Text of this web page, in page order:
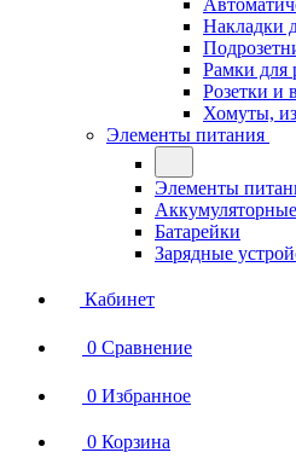
Накладки
Рамки для
Розетки и
Хомуты,
Элементы питания
Элементы
Батарейки
Зарядные
Кабинет
0 Сравнение
0 Избранное
0 Корзина